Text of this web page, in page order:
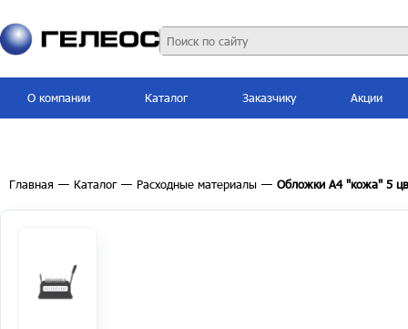
О компании Каталог Заказчику Акции
Главная — Каталог — Расходные материалы — Обложки А4 "кожа" 5